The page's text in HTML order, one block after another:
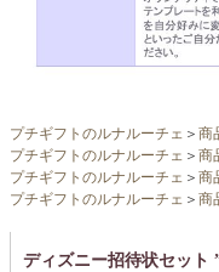
プチギフトのルナルーチェ ＞ 商
プチギフトのルナルーチェ ＞ 商
プチギフトのルナルーチェ ＞ 商
プチギフトのルナルーチェ ＞ 商
ディズニー招待状セッ